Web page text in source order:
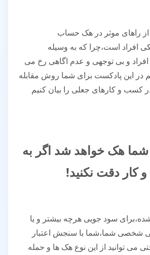
راهای موثر در هک حساب
افراد است،چرا که به وسیله
و بی توجهی و عدم اگاهی رخ می
در این پادکست برای شما روش مقابله
کسب و کارهای جعلی را بیان کنیم
هک خواهد شد اگر به
کار دقت نکنید!
سود جویی هرچه بیشتر و یا
شخصی شما،شما با سنجش اعتبار
می توانید از این نوع هک ها و حمله